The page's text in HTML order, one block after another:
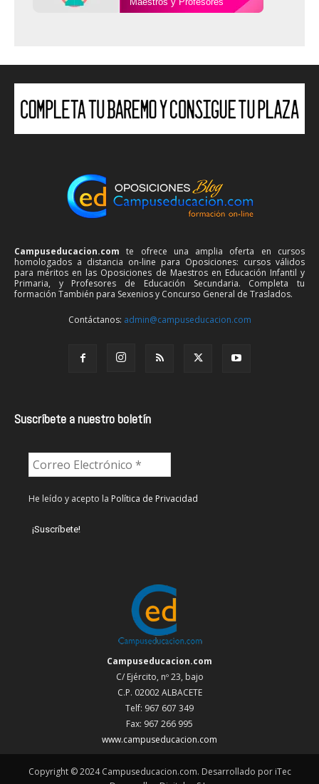
Campuseducacion.com te ofrece una amplia oferta en cursos
homologados a distancia on-line para Oposiciones: cursos válidos
para méritos en las Oposiciones de Maestros en Educación Infantil y
Primaria, y Profesores de Educación Secundaria. Completa tu
formación También para Sexenios y Concurso General de Traslados.
Contáctanos: admin@campuseducacion.com
Suscríbete a nuestro boletín
He leído y acepto la Política de Privacidad
Campuseducacion.com
C/ Ejército, nº 23, bajo
C.P. 02002 ALBACETE
Telf: 967 607 349
Fax: 967 266 995
www.campuseducacion.com
Copyright © 2024 Campuseducacion.com. Desarrollado por iTec